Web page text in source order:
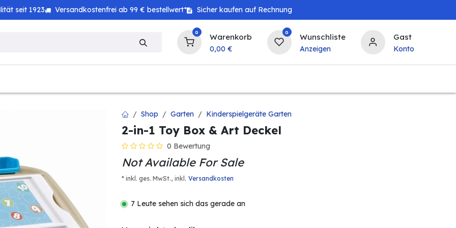
seit 1923 Versandkostenfrei ab 99 € bestellwert* Sicher kaufen auf Rechnung
0 Warenkorb
0,00 €
0 Wunschliste
Anzeigen
Gast
Konto
Shop Garten Kinderspielgeräte Garten
2-in-1 Toy Box & Art Deckel
0 Bewertung
Not Available For Sale
* inkl. ges. MwSt., inkl. Versandkosten
7 Leute sehen sich das gerade an